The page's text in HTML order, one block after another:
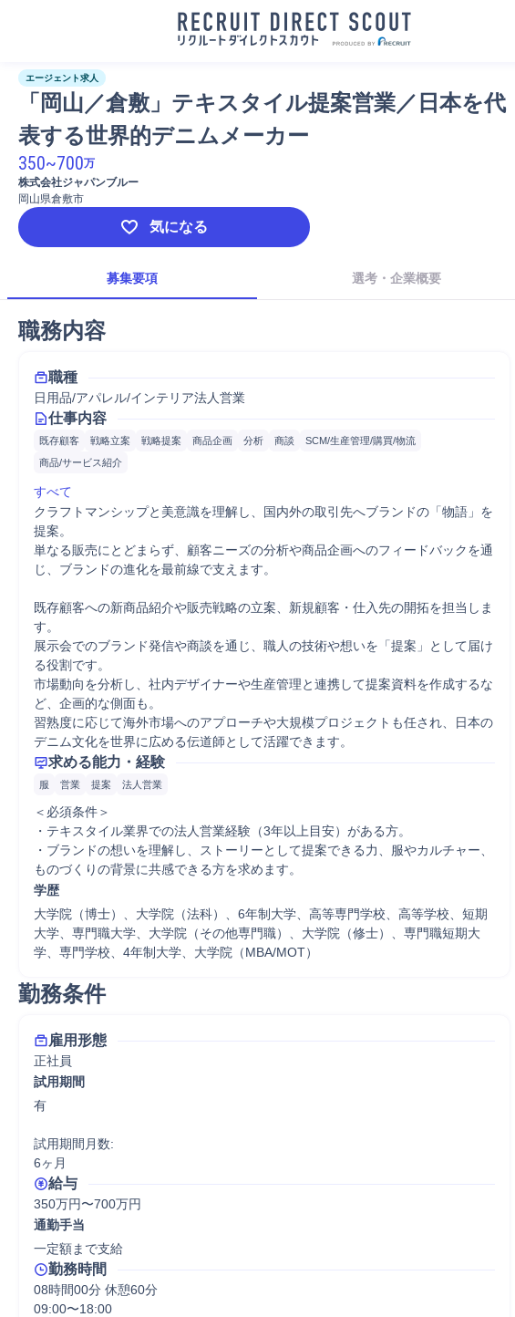
エージェント求人
「岡山／倉敷」テキスタイル提案営業／日本を代
表する世界的デニムメーカー
350~700万
株式会社ジャパンブルー
岡山県倉敷市
気になる
募集要項 選考・企業概要
職務内容
職種
日用品/アパレル/インテリア法人営業
仕事内容
既存顧客 戦略立案 戦略提案 商品企画 分析 商談
SCM/生産管理/購買/物流
商品/サービス紹介
すべて
クラフトマンシップと美意識を理解し、国内外の取引先へブランドの「物語」を
提案。
単なる販売にとどまらず、顧客ニーズの分析や商品企画へのフィードバックを通
じ、ブランドの進化を最前線で支えます。
既存顧客への新商品紹介や販売戦略の立案、新規顧客・仕入先の開拓を担当しま
す。
展示会でのブランド発信や商談を通じ、職人の技術や想いを「提案」として届け
る役割です。
市場動向を分析し、社内デザイナーや生産管理と連携して提案資料を作成するな
ど、企画的な側面も。
習熟度に応じて海外市場へのアプローチや大規模プロジェクトも任され、日本の
デニム文化を世界に広める伝道師として活躍できます。
求める能力・経験
服 営業 提案 法人営業
＜必須条件＞
・テキスタイル業界での法人営業経験（3年以上目安）がある方。
・ブランドの想いを理解し、ストーリーとして提案できる力、服やカルチャー、
ものづくりの背景に共感できる方を求めます。
学歴
大学院（博士）、大学院（法科）、6年制大学、高等専門学校、高等学校、短期
大学、専門職大学、大学院（その他専門職）、大学院（修士）、専門職短期大
学、専門学校、4年制大学、大学院（MBA/MOT）
勤務条件
雇用形態
正社員
試用期間
有
試用期間月数:
6ヶ月
給与
350万円〜700万円
通勤手当
一定額まで支給
勤務時間
08時間00分 休憩60分
09:00〜18:00